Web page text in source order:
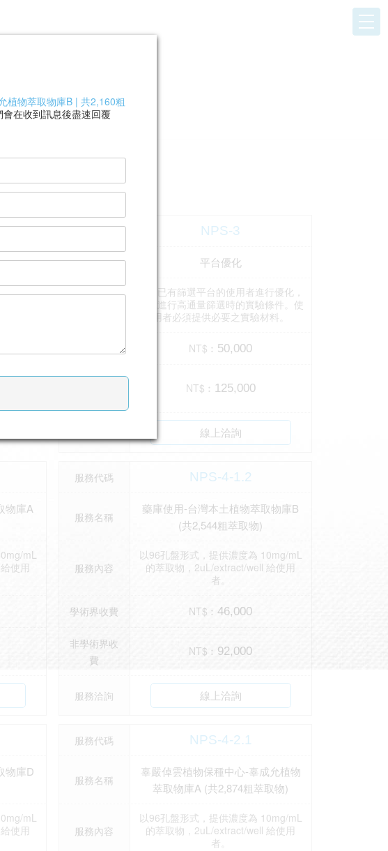
選核心
費標準
出篩選
服務代碼 NPS-3
服務名稱 平台優化
協助已有篩選平台的使用者進行優化，
尋找進行高通量篩選時的實驗條件。使
用者必須提供必要之實驗材料。
NT$︰ 50,000
非學術界收
NT$︰ 125,000
線上洽詢
物庫A
mL
使用
服務代碼 NPS-4-1.2
服務名稱
藥庫使用-台灣本土植物萃取物庫B
(共2,544粗萃取物)
服務內容
以96孔盤形式，提供濃度為 10mg/mL
的萃取物，2uL/extract/well 給使用
者。
學術界收費 NT$︰46,000
非學術界收
費
NT$︰ 92,000
服務洽詢 線上洽詢
物庫D
mL
使用
服務代碼 NPS-4-2.1
服務名稱
辜嚴倬雲植物保種中心-辜成允植物
萃取物庫A (共2,874粗萃取物)
服務內容
以96孔盤形式，提供濃度為 10mg/mL
的萃取物，2uL/extract/well 給使用
者。
植物萃取物庫B | 共2,160粗
在收到訊息後盡速回覆